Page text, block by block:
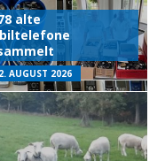
alte
AUGUST 2026